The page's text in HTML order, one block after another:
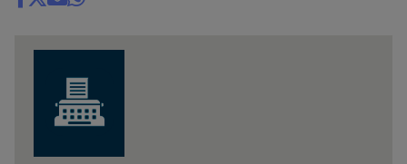
Share